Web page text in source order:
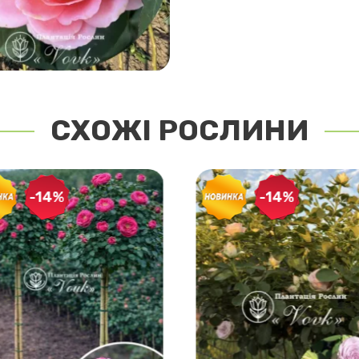
СХОЖІ РОСЛИНИ
-14% -14%